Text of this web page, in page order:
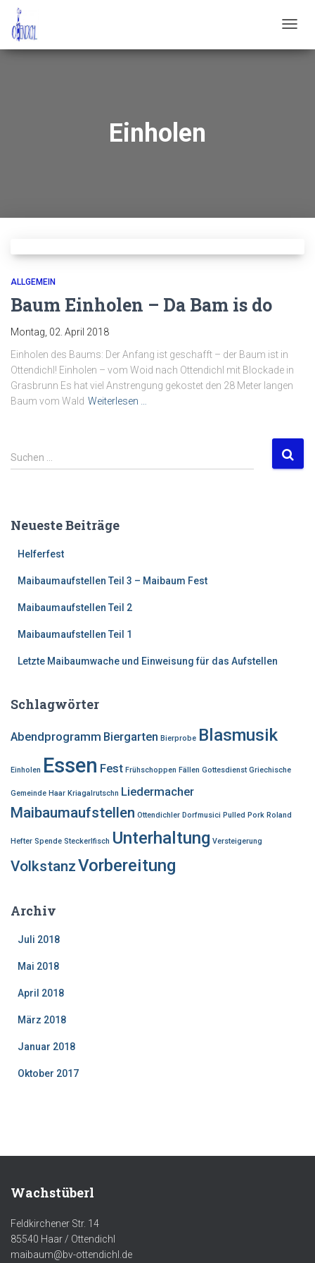
Einholen
ALLGEMEIN
Baum Einholen – Da Bam is do
Montag, 02. April 2018
Einholen des Baums: Der Anfang ist geschafft – der Baum ist in
Ottendichl! Einholen – vom Woid nach Ottendichl mit Blockade in
Grasbrunn Es hat viel Anstrengung gekostet den 28 Meter langen
Baum vom Wald Weiterlesen …
S
u
n
Suchen …
Neueste Beiträge
Helferfest
Maibaumaufstellen Teil 3 – Maibaum Fest
Maibaumaufstellen Teil 2
Maibaumaufstellen Teil 1
Letzte Maibaumwache und Einweisung für das Aufstellen
Schlagwörter
Abendprogramm Biergarten Bierprobe Blasmusik
Einholen Essen Fest Frühschoppen Fällen Gottesdienst Griechische
Gemeinde Haar Kriagalrutschn Liedermacher
Maibaumaufstellen Ottendichler Dorfmusici Pulled Pork Roland
Hefter Spende Steckerlfisch Unterhaltung Versteigerung
VolkstanzVorbereitung
Archiv
Juli 2018
Mai 2018
April 2018
März 2018
Januar 2018
Oktober 2017
Wachstüberl
Feldkirchener Str. 14
85540 Haar / Ottendichl
maibaum@bv-ottendichl.de